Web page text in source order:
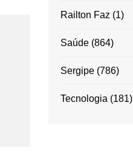
Railton Faz (1)
Saúde (864)
Sergipe (786)
Tecnologia (181)